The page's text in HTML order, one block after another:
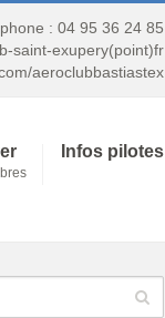
: 04 95 36 24 85
saint-exupery(point)fr
aeroclubbastiastex
Infos pilotes